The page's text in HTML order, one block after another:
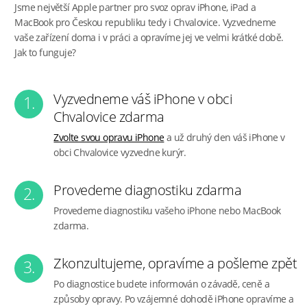
Jsme největší Apple partner pro svoz oprav iPhone, iPad a
MacBook pro Českou republiku tedy i Chvalovice. Vyzvedneme
vaše zařízení doma i v práci a opravíme jej ve velmi krátké době.
Jak to funguje?
1.
Vyzvedneme váš iPhone v obci
Chvalovice zdarma
Zvolte svou opravu iPhonea už druhý den váš iPhone v
obci Chvalovice vyzvedne kurýr.
2. Provedeme diagnostiku zdarma
Provedeme diagnostiku vašeho iPhone nebo MacBook
zdarma.
3. Zkonzultujeme, opravíme a pošleme zpět
Po diagnostice budete informován o závadě, ceně a
způsoby opravy. Po vzájemné dohodě iPhone opravíme a